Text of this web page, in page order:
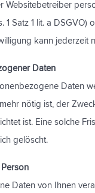
Websitebetreiber
1 Satz 1 lit. a
kann
Daten
Daten
nötig ist, der
ist. Eine solche
gelöscht.
Daten von Ihnen